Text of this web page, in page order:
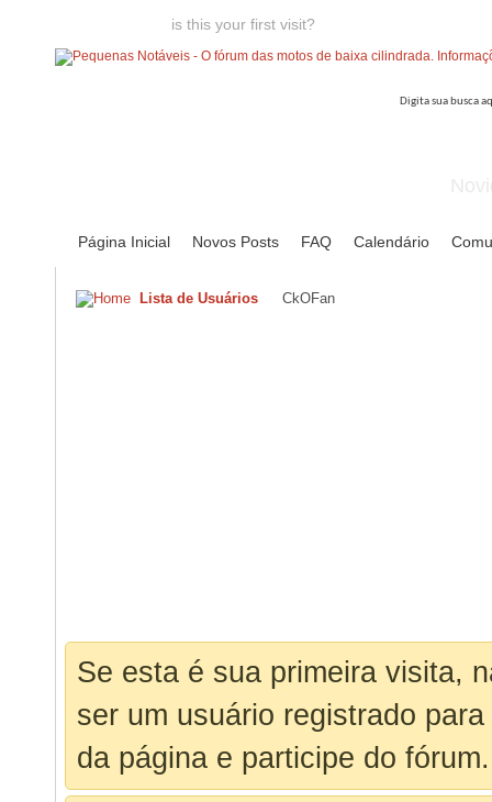
is this your first visit?
Página Inicial Novos Posts FAQ Calendário
Lista de Usuários CkOFan
Se esta é sua primeira visita,
ser um usuário registrado
da página e participe do fórum.